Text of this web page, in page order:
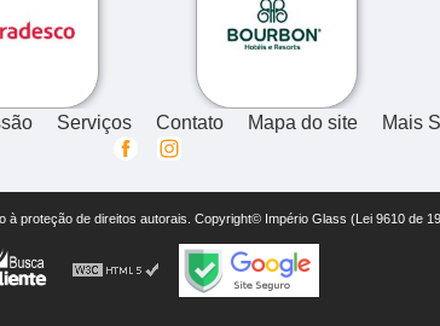
Serviços Contato Mapa do site Mais
à proteção de direitos autorais. Copyright© Império Glass (Lei 9610 de